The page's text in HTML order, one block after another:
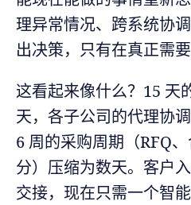
理异常情况、跨系统协
出决策，只有在真正需
这看起来像什么？15 天
天，各子公司的代理协
6 周的采购周期（RFQ
分）压缩为数天。客户
交接，现在只需一个智